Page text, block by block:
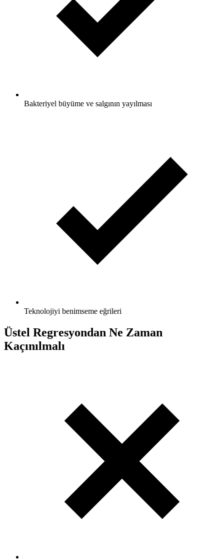
Bakteriyel büyüme ve salgının yayılması
Teknolojiyi benimseme eğrileri
Üstel Regresyondan Ne Zaman
Kaçınılmalı